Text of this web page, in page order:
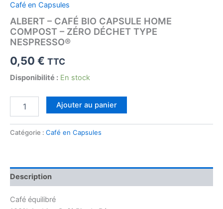
Café en Capsules
ALBERT – CAFÉ BIO CAPSULE HOME
COMPOST – ZÉRO DÉCHET TYPE
NESPRESSO®
0,50 € TTC
Disponibilité : En stock
-
HOME
COMPOST
ZÉRO
Ajouter au panier
Catégorie : Café en Capsules
Description
Café équilibré